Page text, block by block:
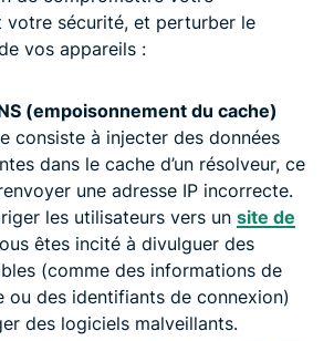
sécurité, et perturber le
vos appareils :
(empoisonnement du cache)
consiste à injecter des données
dans le cache d’un résolveur, ce
une adresse IP incorrecte.
les utilisateurs vers un site de
êtes incité à divulguer des
(comme des informations de
ou des identifiants de connexion)
des logiciels malveillants.